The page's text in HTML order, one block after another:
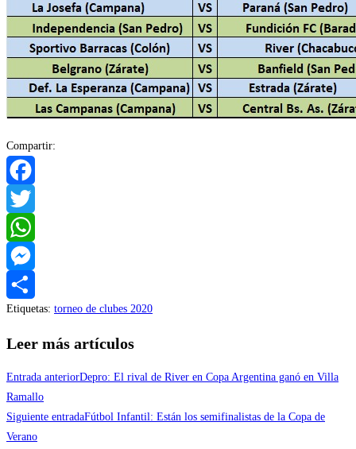
Compartir:
Facebook
Twitter
WhatsApp
Messenger
Compartir
Etiquetas: torneo de clubes 2020
Leer más artículos
Entrada anteriorDepro: El rival de River en Copa Argentina ganó en Villa
Ramallo
Siguiente entradaFútbol Infantil: Están los semifinalistas de la Copa de
Verano